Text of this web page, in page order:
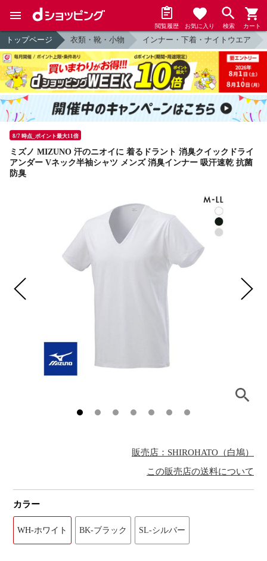
閲覧履歴 お気に入り 検索 カート
トップページ 衣類・靴・小物 インナー・下着・ナイトウエア
8/7 時点_ポイント最大11倍
ミズノ MIZUNO 汗のニオイに 着るドラント 消臭クイックドライ
アンダー Vネック半袖シャツ メンズ 消臭インナー 吸汗速乾 抗菌
防臭
販売店：SHIROHATO（白鳩）
この販売店の送料について
カラー
WH-ホワイト BK-ブラック SL-シルバー